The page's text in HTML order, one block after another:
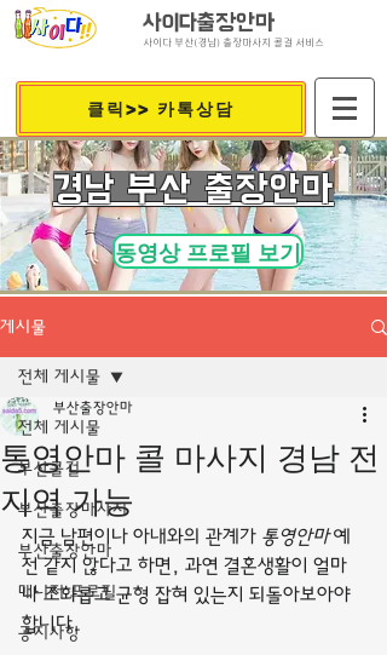
사이다출장안마
사이다 부산(경남) 출장마사지 콜걸 서비스
클릭>> 카톡상담
​경남 부산 출장안마
동영상 프로필 보기
게시물
전체 게시물
부산콜걸
부산출장마사지
부산출장안마
매니저 프로필
공지사항
전체 게시물
통영안마 콜 마사지 경남 전
지역 가능
부산출장안마
지금 남편이나 아내와의 관계가 통영안마 예
전 같지 않다고 하면, 과연 결혼생활이 얼마
나 조화롭고 균형 잡혀 있는지 되돌아보아야
합니다.